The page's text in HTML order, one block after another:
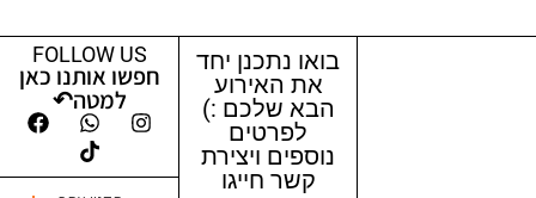
בואו נתכנן יחד
את האירוע
הבא שלכם :)
לפרטים
נוספים ויצירת
קשר חייגו
FOLLOW US
חפשו אותנו כאן
למטה↶